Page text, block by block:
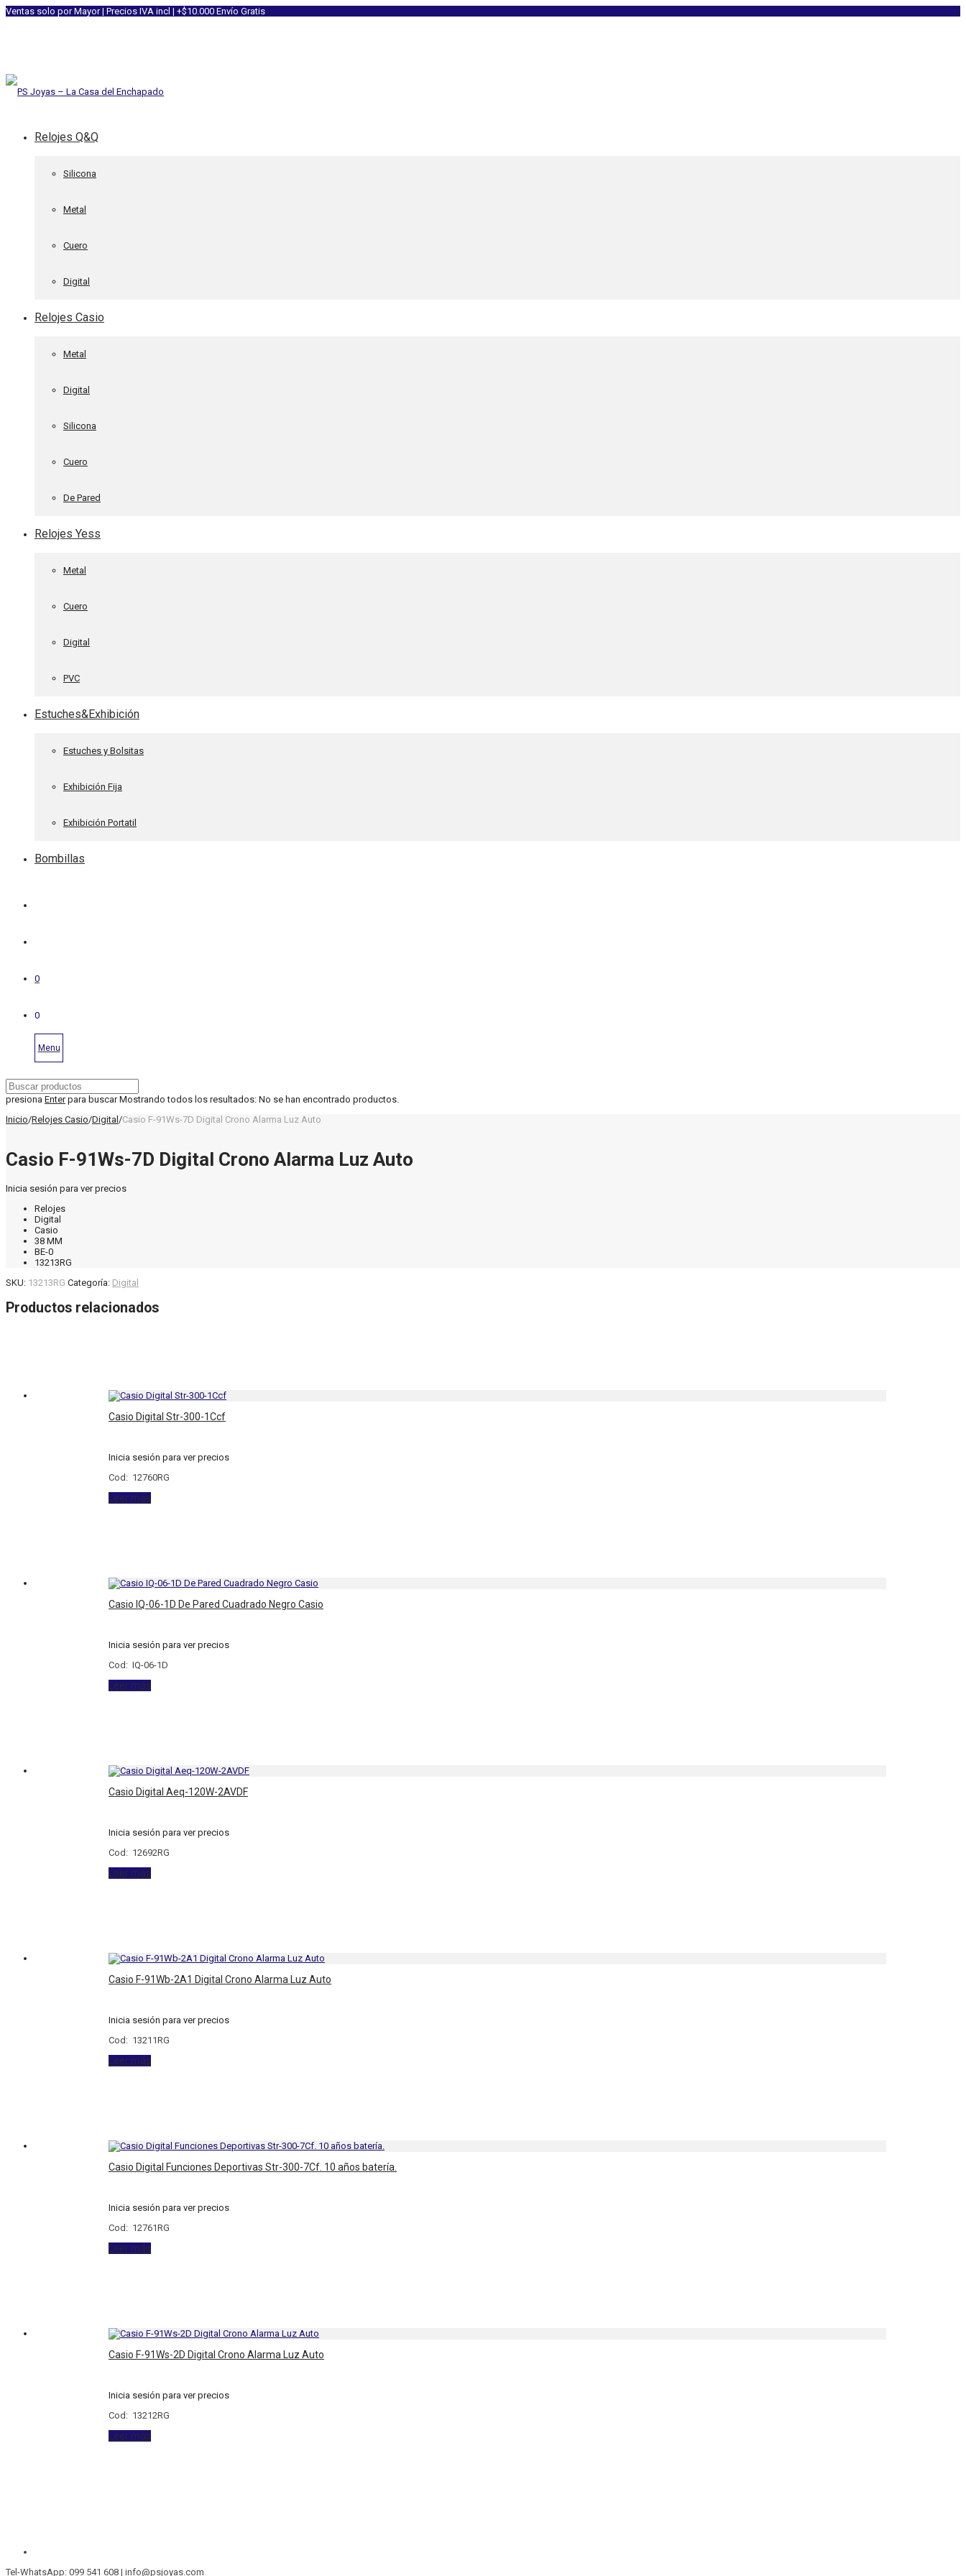
Ventas solo por Mayor | Precios IVA incl | +$10.000 Envío Gratis
Relojes Q&Q
Silicona
Metal
Cuero
Digital
Relojes Casio
Metal
Digital
Silicona
Cuero
De Pared
Relojes Yess
Metal
Cuero
Digital
PVC
Estuches&Exhibición
Estuches y Bolsitas
Exhibición Fija
Exhibición Portatil
Bombillas
0
0
Menu
presiona Enterpara buscar Mostrando todos los resultados: No se han encontrado productos.
Inicio/Relojes Casio/Digital /Casio F-91Ws-7D Digital Crono Alarma Luz Auto
Casio F-91Ws-7D Digital Crono Alarma Luz Auto
Inicia sesión para ver precios
Relojes
Digital
Casio
38 MM
BE-0
13213RG
SKU: 13213RG Categoría: Digital
Productos relacionados
Casio Digital Str-300-1Ccf
Inicia sesión para ver precios
Cod: 12760RG
Leer más
Casio IQ-06-1D De Pared Cuadrado Negro Casio
Inicia sesión para ver precios
Cod: IQ-06-1D
Leer más
Casio Digital Aeq-120W-2AVDF
Inicia sesión para ver precios
Cod: 12692RG
Leer más
Casio F-91Wb-2A1 Digital Crono Alarma Luz Auto
Inicia sesión para ver precios
Cod: 13211RG
Leer más
Casio Digital Funciones Deportivas Str-300-7Cf. 10 años batería.
Inicia sesión para ver precios
Cod: 12761RG
Leer más
Casio F-91Ws-2D Digital Crono Alarma Luz Auto
Inicia sesión para ver precios
Cod: 13212RG
Leer más
Tel-WhatsApp: 099 541 608 | info@psjoyas.com